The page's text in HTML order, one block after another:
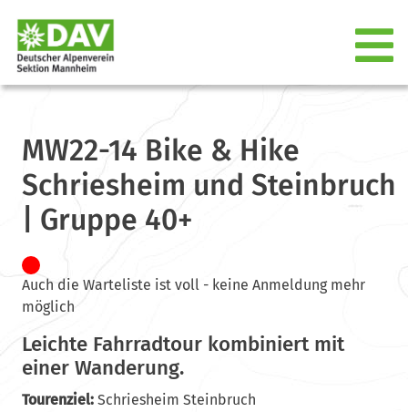
MW22-14 Bike & Hike
Schriesheim und Steinbruch
| Gruppe 40+
Auch die Warteliste ist voll - keine Anmeldung mehr
möglich
Leichte Fahrradtour kombiniert mit
einer Wanderung.
Tourenziel:Schriesheim Steinbruch